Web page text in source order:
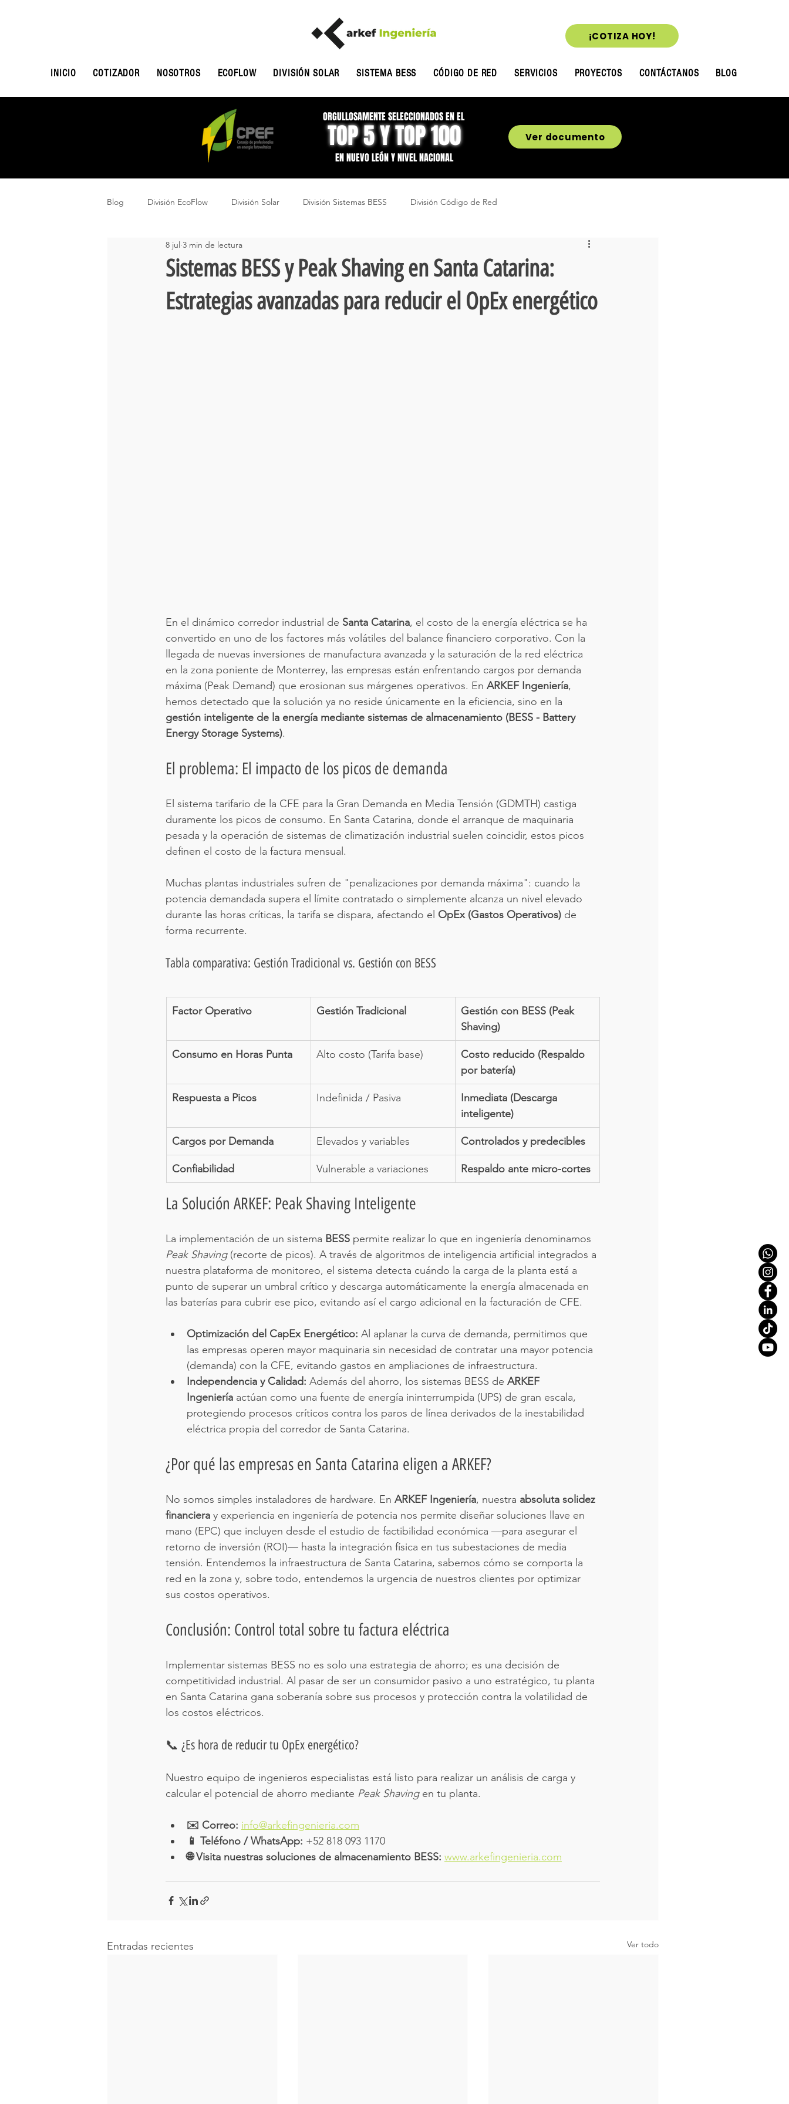
¡COTIZA HOY!
INICIO COTIZADOR NOSOTROS ECOFLOW DIVISIÓN SOLAR SISTEMA BESS CÓDIGO DE RED SERVICIOS PROYECTOS CONTÁCTANOS BLOG
EN NUEVO LEÓN Y NIVEL NACIONAL
TOP 5 Y TOP 100
ORGULLOSAMENTE SELECCIONADOS EN EL
Ver documento
Blog División EcoFlow División Solar División Sistemas BESS División Código de Red
Sistemas BESS y Peak Shaving en Santa Catarina:
Estrategias avanzadas para reducir el OpEx energético
8 jul 3 min de lectura
En el dinámico corredor industrial de Santa Catarina, el costo de la energía eléctrica se ha
convertido en uno de los factores más volátiles del balance financiero corporativo. Con la
llegada de nuevas inversiones de manufactura avanzada y la saturación de la red eléctrica
en la zona poniente de Monterrey, las empresas están enfrentando cargos por demanda
máxima (Peak Demand) que erosionan sus márgenes operativos. En ARKEF Ingeniería,
hemos detectado que la solución ya no reside únicamente en la eficiencia, sino en la
gestión inteligente de la energía mediante sistemas de almacenamiento (BESS - Battery
Energy Storage Systems).
El problema: El impacto de los picos de demanda
El sistema tarifario de la CFE para la Gran Demanda en Media Tensión (GDMTH) castiga
duramente los picos de consumo. En Santa Catarina, donde el arranque de maquinaria
pesada y la operación de sistemas de climatización industrial suelen coincidir, estos picos
definen el costo de la factura mensual.
Muchas plantas industriales sufren de "penalizaciones por demanda máxima": cuando la
potencia demandada supera el límite contratado o simplemente alcanza un nivel elevado
durante las horas críticas, la tarifa se dispara, afectando el OpEx (Gastos Operativos) de
forma recurrente.
Tabla comparativa: Gestión Tradicional vs. Gestión con BESS
Factor Operativo Gestión Tradicional
Gestión con BESS (Peak
Shaving)
Consumo en Horas Punta Alto costo (Tarifa base)
Costo reducido (Respaldo
por batería)
Respuesta a Picos Indefinida / Pasiva
Inmediata (Descarga
inteligente)
Cargos por Demanda Elevados y variables Controlados y predecibles
Confiabilidad Vulnerable a variaciones Respaldo ante micro-cortes
La Solución ARKEF: Peak Shaving Inteligente
La implementación de un sistema BESS permite realizar lo que en ingeniería denominamos
Peak Shaving (recorte de picos). A través de algoritmos de inteligencia artificial integrados a
nuestra plataforma de monitoreo, el sistema detecta cuándo la carga de la planta está a
punto de superar un umbral crítico y descarga automáticamente la energía almacenada en
las baterías para cubrir ese pico, evitando así el cargo adicional en la facturación de CFE.
Optimización del CapEx Energético: Al aplanar la curva de demanda, permitimos que
las empresas operen mayor maquinaria sin necesidad de contratar una mayor potencia
(demanda) con la CFE, evitando gastos en ampliaciones de infraestructura.
Independencia y Calidad: Además del ahorro, los sistemas BESS de ARKEF
Ingeniería actúan como una fuente de energía ininterrumpida (UPS) de gran escala,
protegiendo procesos críticos contra los paros de línea derivados de la inestabilidad
eléctrica propia del corredor de Santa Catarina.
¿Por qué las empresas en Santa Catarina eligen a ARKEF?
No somos simples instaladores de hardware. En ARKEF Ingeniería, nuestra absoluta solidez
financiera y experiencia en ingeniería de potencia nos permite diseñar soluciones llave en
mano (EPC) que incluyen desde el estudio de factibilidad económica —para asegurar el
retorno de inversión (ROI)— hasta la integración física en tus subestaciones de media
tensión. Entendemos la infraestructura de Santa Catarina, sabemos cómo se comporta la
red en la zona y, sobre todo, entendemos la urgencia de nuestros clientes por optimizar
sus costos operativos.
Conclusión: Control total sobre tu factura eléctrica
Implementar sistemas BESS no es solo una estrategia de ahorro; es una decisión de
competitividad industrial. Al pasar de ser un consumidor pasivo a uno estratégico, tu planta
en Santa Catarina gana soberanía sobre sus procesos y protección contra la volatilidad de
los costos eléctricos.
📞 ¿Es hora de reducir tu OpEx energético?
Nuestro equipo de ingenieros especialistas está listo para realizar un análisis de carga y
calcular el potencial de ahorro mediante Peak Shaving en tu planta.
✉️ Correo: info@arkefingenieria.com
📱 Teléfono / WhatsApp: +52 818 093 1170
🌐 Visita nuestras soluciones de almacenamiento BESS: www.arkefingenieria.com
Entradas recientes Ver todo